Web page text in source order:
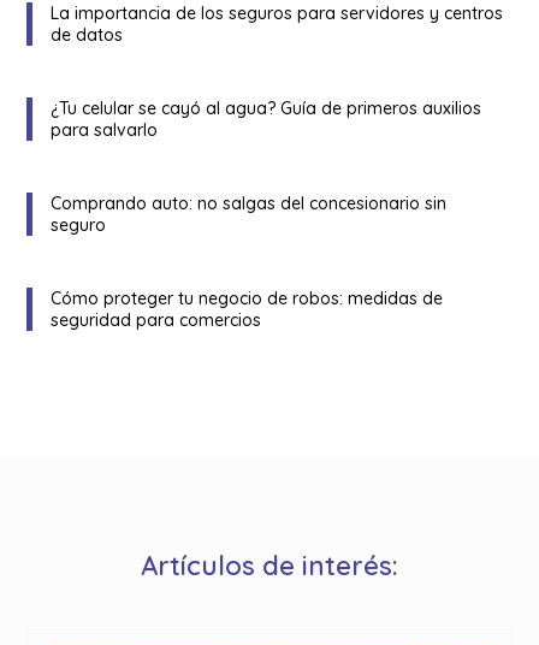
La importancia de los seguros para servidores y centros
de datos
¿Tu celular se cayó al agua? Guía de primeros auxilios
para salvarlo
Comprando auto: no salgas del concesionario sin
seguro
Cómo proteger tu negocio de robos: medidas de
seguridad para comercios
Artículos de interés: